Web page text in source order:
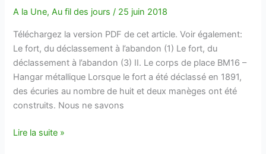
(3)
A la Une,Au fil des jours / 25 juin 2018
Téléchargez la version PDF de cet article. Voir également:
Le fort, du déclassement à l’abandon (1) Le fort, du
déclassement à l’abandon (3) II. Le corps de place BM16 –
Hangar métallique Lorsque le fort a été déclassé en 1891,
des écuries au nombre de huit et deux manèges ont été
construits. Nous ne savons
Le
Lire la suite »